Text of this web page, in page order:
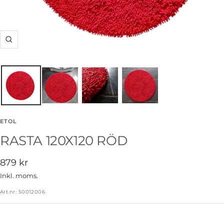
Zooma
ETOL
RASTA 120X120 RÖD
Rea-
pris
879 kr
Inkl. moms.
Art.nr: 50012006